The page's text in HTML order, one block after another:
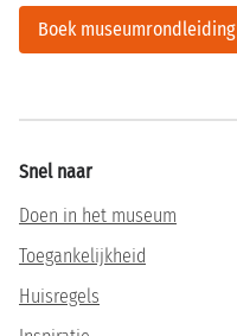
Boek museumrondleiding
Snel naar
Doen in het museum
Toegankelijkheid
Huisregels